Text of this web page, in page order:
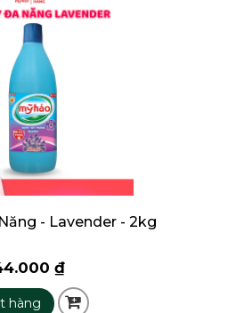
- Lavender - 2kg
₫
hàng